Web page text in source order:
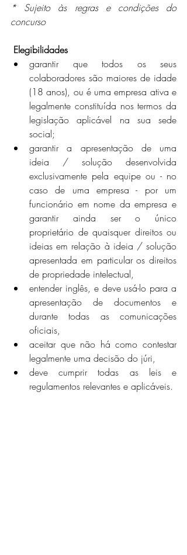
* Sujeito às regras e condições do
concurso
Elegibilidades
garantir que todos os seus
colaboradores são maiores de idade
(18 anos), ou é uma empresa ativa e
legalmente constituída nos termos da
legislação aplicável na sua sede
social;
garantir a apresentação de uma
ideia / solução desenvolvida
exclusivamente pela equipe ou - no
caso de uma empresa - por um
funcionário em nome da empresa e
garantir ainda ser o único
proprietário de quaisquer direitos ou
ideias em relação à ideia / solução
apresentada em particular os direitos
de propriedade intelectual,
entender inglês, e deve usá-lo para a
apresentação de documentos e
durante todas as comunicações
oficiais,
aceitar que não há como contestar
legalmente uma decisão do júri,
deve cumprir todas as leis e
regulamentos relevantes e aplicáveis.